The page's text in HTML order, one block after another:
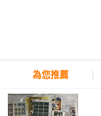
為您推薦